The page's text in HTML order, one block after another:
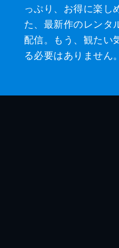
っぷり、お得に楽し
た、最新作のレンタ
配信。もう、観たい
る必要はありません。